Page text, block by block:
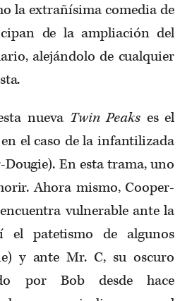
la extrañísima comedia de
de la ampliación del
alejándolo de cualquier
nueva Twin Peaks es el
el caso de la infantilizada
En esta trama, uno
Ahora mismo, Cooper-
vulnerable ante la
el patetismo de algunos
y ante Mr. C, su oscuro
por Bob desde hace